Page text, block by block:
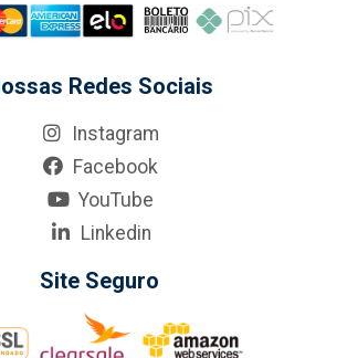
Redes Sociais
Instagram
Facebook
YouTube
Linkedin
Site Seguro